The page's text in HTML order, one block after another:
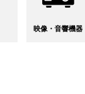
映像・音響機器